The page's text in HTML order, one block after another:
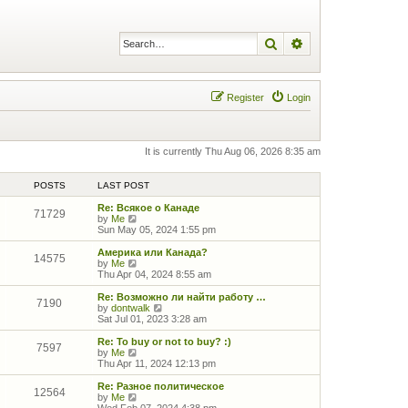
Search
Login
Register
It is currently Thu Aug 06, 2026 8:35 am
POSTS LAST POST
71729
Re: Всякое о Канаде
by Me
i
e
w
h
e
l
a
t
e
s
t
p
o
t
Sun May 05, 2024 1:55 pm
14575
Америка или Канада?
by Me
i
e
w
t
h
e
l
t
s
t
p
Thu Apr 04, 2024 8:55 am
7190
Re: Возможно ли найти работу …
by dontwalk
i
e
w
h
e
l
t
Sat Jul 01, 2023 3:28 am
7597
Re: To buy or not to buy? :)
by Me
i
e
w
Thu Apr 11, 2024 12:13 pm
12564
Re: Разное политическое
by Me